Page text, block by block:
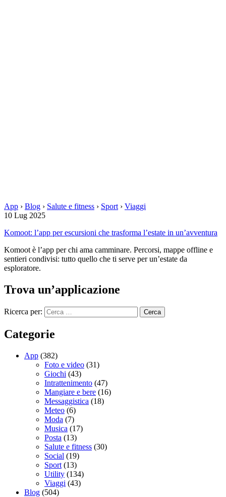
App › Blog › Salute e fitness › Sport › Viaggi
10 Lug 2025
Komoot: l’app per escursioni che trasforma l’estate in un’avventura
Komoot è l’app per chi ama camminare. Percorsi, mappe offline e
sentieri condivisi: tutto quello che ti serve per un’estate da
esploratore.
Trova un’applicazione
Ricerca per:
Categorie
App (382)
Foto e video (31)
Giochi (43)
Intrattenimento (47)
Mangiare e bere (16)
Messaggistica (18)
Meteo (6)
Moda (7)
Musica (17)
Posta (13)
Salute e fitness (30)
Social (19)
Sport (13)
Utility (134)
Viaggi (43)
Blog (504)